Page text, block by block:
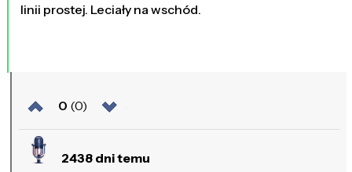
linii prostej. Leciały na wschód.
0 (0)
2438 dni temu